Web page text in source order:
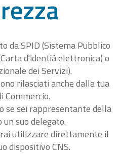
da SPID (Sistema Pubblico
d'identià elettronica) o
dei Servizi).
rilasciati anche dalla tua
Commercio.
se sei rappresentante della
suo delegato.
utilizzare direttamente il
dispositivo CNS.